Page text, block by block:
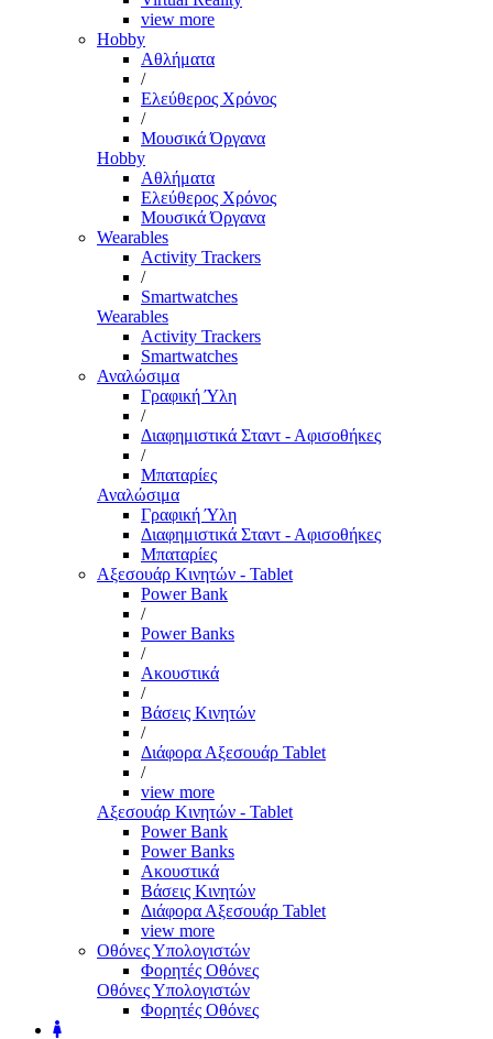
view more
Hobby
Αθλήματα
/
Ελεύθερος Χρόνος
/
Μουσικά Όργανα
Hobby
Αθλήματα
Ελεύθερος Χρόνος
Μουσικά Όργανα
Wearables
Activity Trackers
/
Smartwatches
Wearables
Activity Trackers
Smartwatches
Αναλώσιμα
Γραφική Ύλη
/
Διαφημιστικά Σταντ - Αφισοθήκες
/
Μπαταρίες
Αναλώσιμα
Γραφική Ύλη
Διαφημιστικά Σταντ - Αφισοθήκες
Μπαταρίες
Αξεσουάρ Κινητών - Tablet
Power Bank
/
Power Banks
/
Ακουστικά
/
Βάσεις Κινητών
/
Διάφορα Αξεσουάρ Tablet
/
view more
Αξεσουάρ Κινητών - Tablet
Power Bank
Power Banks
Ακουστικά
Βάσεις Κινητών
Διάφορα Αξεσουάρ Tablet
view more
Οθόνες Υπολογιστών
Φορητές Οθόνες
Οθόνες Υπολογιστών
Φορητές Οθόνες